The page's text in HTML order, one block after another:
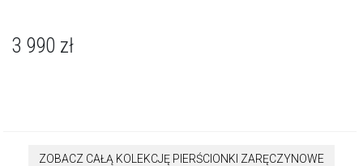
3 990 zł
ZOBACZ CAŁĄ KOLEKCJĘ PIERŚCIONKI ZARĘCZYNOWE